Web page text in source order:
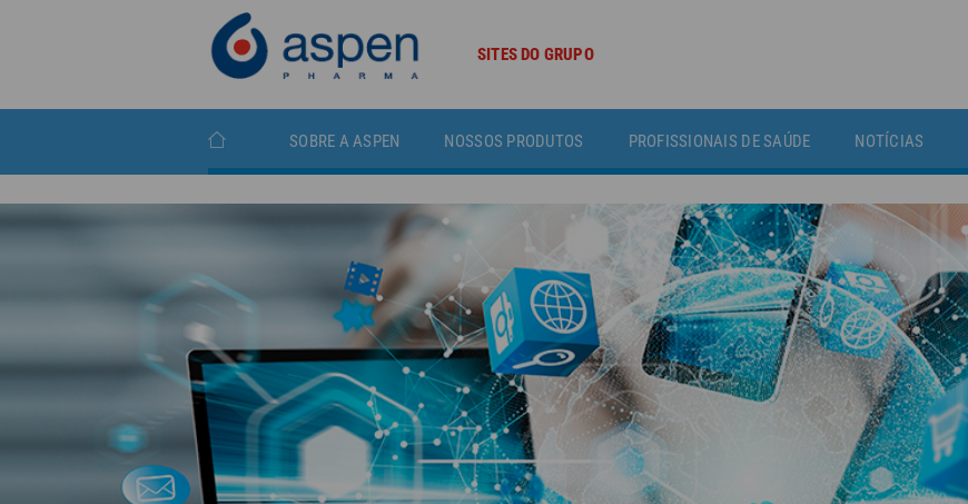
SITES DO GRUPO
SOBRE A ASPEN NOSSOS PRODUTOS PROFISSIONAIS DE SAÚDE NOTÍCIAS